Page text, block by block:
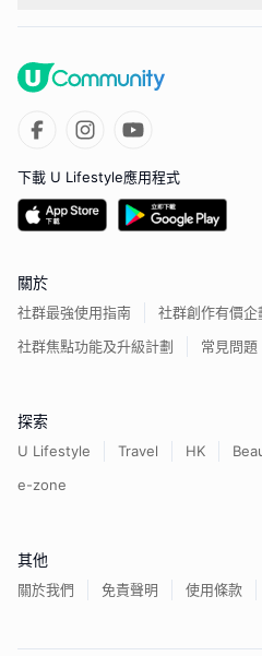
下載 U Lifestyle應用程式
關於
社群最強使用指南
社群創作有價企
社群焦點功能及升級計劃
常見問題
探索
U Lifestyle Travel HK
e-zone
其他
關於我們 免責聲明 使用條款